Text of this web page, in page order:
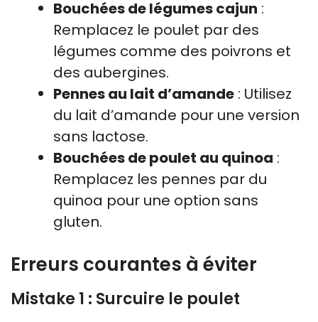
Bouchées de légumes cajun :
Remplacez le poulet par des
légumes comme des poivrons et
des aubergines.
Pennes au lait d’amande : Utilisez
du lait d’amande pour une version
sans lactose.
Bouchées de poulet au quinoa :
Remplacez les pennes par du
quinoa pour une option sans
gluten.
Erreurs courantes à éviter
Mistake 1 : Surcuire le poulet